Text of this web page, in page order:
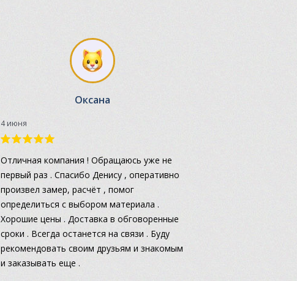
Оксана
4 июня
Отличная компания ! Обращаюсь уже не
первый раз . Спасибо Денису , оперативно
произвел замер, расчёт , помог
определиться с выбором материала .
Хорошие цены . Доставка в обговоренные
сроки . Всегда останется на связи . Буду
рекомендовать своим друзьям и знакомым
и заказывать еще .